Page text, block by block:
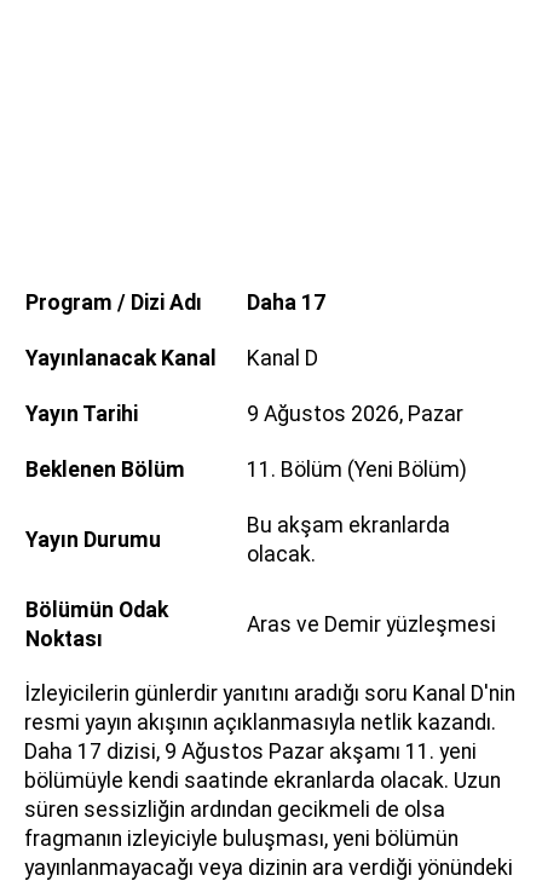
Program / Dizi Adı Daha 17
Yayınlanacak Kanal Kanal D
Yayın Tarihi 9 Ağustos 2026, Pazar
Beklenen Bölüm 11. Bölüm (Yeni Bölüm)
Yayın Durumu
Bu akşam ekranlarda
olacak.
Bölümün Odak
Noktası
Aras ve Demir yüzleşmesi
İzleyicilerin günlerdir yanıtını aradığı soru Kanal D'nin
resmi yayın akışının açıklanmasıyla netlik kazandı.
Daha 17 dizisi, 9 Ağustos Pazar akşamı 11. yeni
bölümüyle kendi saatinde ekranlarda olacak. Uzun
süren sessizliğin ardından gecikmeli de olsa
fragmanın izleyiciyle buluşması, yeni bölümün
yayınlanmayacağı veya dizinin ara verdiği yönündeki